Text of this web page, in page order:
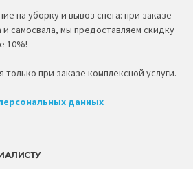
на уборку и вывоз снега: при заказе
и самосвала, мы предоставляем скидку
10%!
только при заказе комплексной услуги.
данных